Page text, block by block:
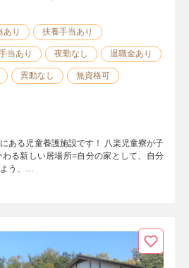
あり 扶養手当あり
当あり 夜勤なし 退職金あり
異動なし 無資格可
ある児童養護施設です！ 八楽児童寮が子
る新しい居場所=自分の家として、自分
う、…